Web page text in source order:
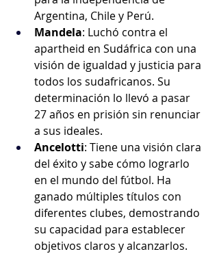
Argentina, Chile y Perú.
Mandela: Luchó contra el
apartheid en Sudáfrica con una
visión de igualdad y justicia para
todos los sudafricanos. Su
determinación lo llevó a pasar
27 años en prisión sin renunciar
a sus ideales.
Ancelotti: Tiene una visión clara
del éxito y sabe cómo lograrlo
en el mundo del fútbol. Ha
ganado múltiples títulos con
diferentes clubes, demostrando
su capacidad para establecer
objetivos claros y alcanzarlos.